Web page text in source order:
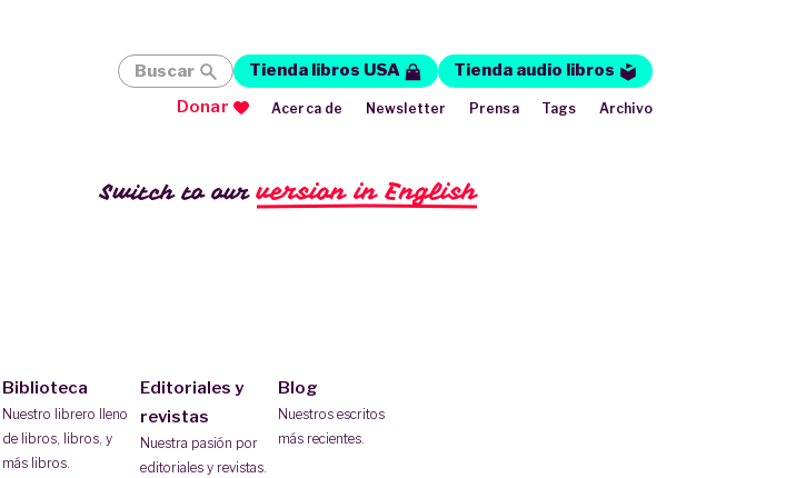
Switch to ourversion in English
Biblioteca
Nuestro librero lleno
de libros, libros, y
más libros.
Editoriales y
revistas
Nuestra pasión por
editoriales y revistas.
Blog
Nuestros escritos
más recientes.
Buscar Tienda libros USA
Tienda audio libros
Donar
Acerca de Newsletter Prensa Tags Archivo